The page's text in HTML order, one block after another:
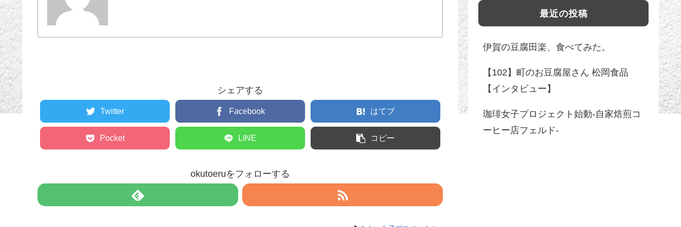
シェアする
Twitter Facebook はてブ
Pocket LINE コピー
okutoeruをフォローする
最近の投稿
伊賀の豆腐田楽、食べてみた。
【102】町のお豆腐屋さん 松岡食品
【インタビュー】
珈琲女子プロジェクト始動-自家焙煎コ
ーヒー店フェルド-